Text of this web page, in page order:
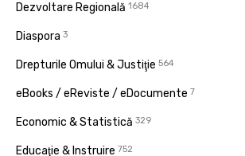
Dezvoltare Regională 1684
Diaspora 3
Drepturile Omului & Justiţie 564
eBooks / eReviste / eDocumente 7
Economic & Statistică 329
Educaţie & Instruire 752